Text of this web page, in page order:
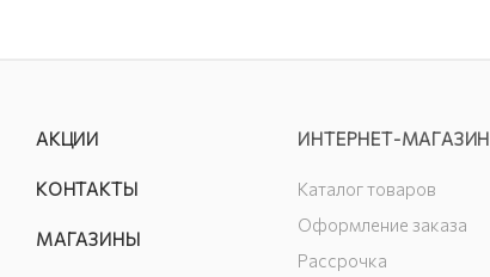
АКЦИИ
КОНТАКТЫ
МАГАЗИНЫ
ИНТЕРНЕТ-МАГАЗИН
Каталог товаров
Оформление заказа
Рассрочка